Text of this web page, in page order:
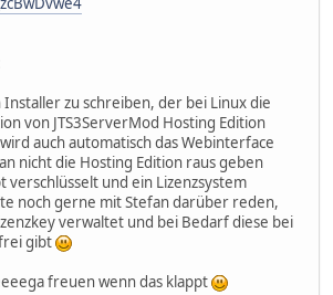
zu schreiben, der bei Linux die
von JTS3ServerMod Hosting Edition
auch automatisch das Webinterface
nicht die Hosting Edition raus geben
verschlüsselt und ein Lizenzsystem
noch gerne mit Stefan darüber reden,
verwaltet und bei Bedarf diese bei
gibt
freuen wenn das klappt